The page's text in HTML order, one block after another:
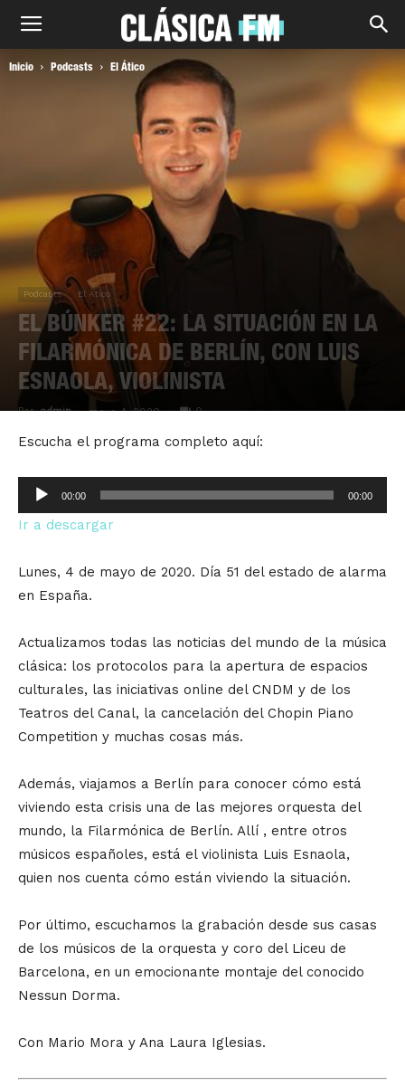
Inicio Podcasts El Ático
Podcasts El Ático
EL BÚNKER #22: LA SITUACIÓN EN LA
FILARMÓNICA DE BERLÍN, CON LUIS
ESNAOLA, VIOLINISTA
Por admin - mayo 4, 2020 0
Escucha el programa completo aquí:
Reproductor
de
audio
00:00 00:00
Ir a descargar
Lunes, 4 de mayo de 2020. Día 51 del estado de alarma
en España.
Actualizamos todas las noticias del mundo de la música
clásica: los protocolos para la apertura de espacios
culturales, las iniciativas online del CNDM y de los
Teatros del Canal, la cancelación del Chopin Piano
Competition y muchas cosas más.
Además, viajamos a Berlín para conocer cómo está
viviendo esta crisis una de las mejores orquesta del
mundo, la Filarmónica de Berlín. Allí , entre otros
músicos españoles, está el violinista Luis Esnaola,
quien nos cuenta cómo están viviendo la situación.
Por último, escuchamos la grabación desde sus casas
de los músicos de la orquesta y coro del Liceu de
Barcelona, en un emocionante montaje del conocido
Nessun Dorma.
Con Mario Mora y Ana Laura Iglesias.